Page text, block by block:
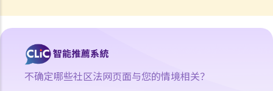
式享有甚么权利？
我们每人各自写了四个分章。这本书的版权将如何分配？
17. 我与另外两名作者一起写了一本书，但我们之间没有一个是任何一
部分的独立作者，我们在每一分章都有参与写作及修订。这本书的版权
不确定哪些社区法网页面与您的情境相关？